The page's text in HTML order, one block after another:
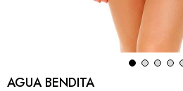
AGUA BENDITA